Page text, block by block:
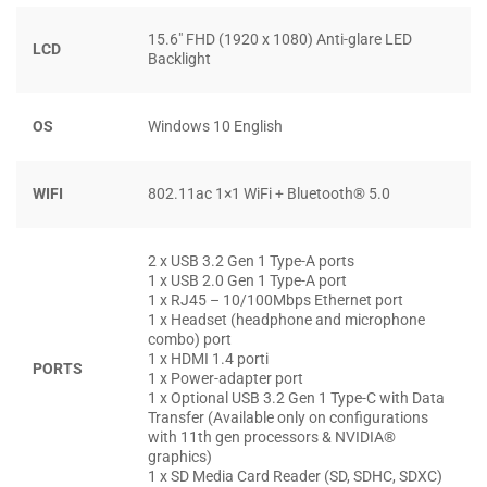
đa nhiệm và chuyển đổi giữa các ứng dụng đang mở.
độ chờ hiện đại, Dell Inspiron 3501 sẽ thức dậy nhanh
làm.
LCD
15.6″ FHD (1920 x 1080) Anti-glare LED
Backlight
OS Windows 10 English
WIFI 802.11ac 1×1 WiFi + Bluetooth® 5.0
PORTS
2 x USB 3.2 Gen 1 Type-A ports
1 x USB 2.0 Gen 1 Type-A port
1 x RJ45 – 10/100Mbps Ethernet port
1 x Headset (headphone and microphone
combo) port
1 x HDMI 1.4 porti
1 x Power-adapter port
1 x Optional USB 3.2 Gen 1 Type-C with Data
Transfer (Available only on configurations
with 11th gen processors & NVIDIA®
graphics)
1 x SD Media Card Reader (SD, SDHC, SDXC)